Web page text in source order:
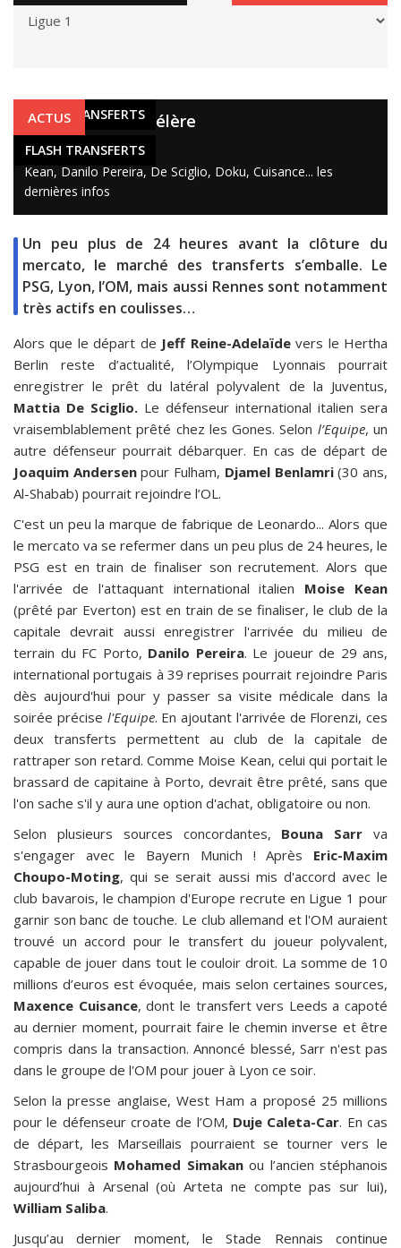
FLASH TRANSFERTS
ACTUS
FLASH TRANSFERTS
Le mercato s'accélère
4 oct. 2020
Kean, Danilo Pereira, De Sciglio, Doku, Cuisance... les
dernières infos
Un peu plus de 24 heures avant la clôture du
mercato, le marché des transferts s’emballe. Le
PSG, Lyon, l’OM, mais aussi Rennes sont notamment
très actifs en coulisses…
Alors que le départ de Jeff Reine-Adelaïdevers le Hertha
Berlin reste d’actualité, l’Olympique Lyonnais pourrait
enregistrer le prêt du latéral polyvalent de la Juventus,
Mattia De Sciglio. Le défenseur international italien sera
vraisemblablement prêté chez les Gones. Selon l’Equipe, un
autre défenseur pourrait débarquer. En cas de départ de
Joaquim Andersenpour Fulham, Djamel Benlamri(30 ans,
Al-Shabab) pourrait rejoindre l’OL.
C'est un peu la marque de fabrique de Leonardo... Alors que
le mercato va se refermer dans un peu plus de 24 heures, le
PSG est en train de finaliser son recrutement. Alors que
l'arrivée de l'attaquant international italien Moise Kean
(prêté par Everton) est en train de se finaliser, le club de la
capitale devrait aussi enregistrer l'arrivée du milieu de
terrain du FC Porto, Danilo Pereira. Le joueur de 29 ans,
international portugais à 39 reprises pourrait rejoindre Paris
dès aujourd'hui pour y passer sa visite médicale dans la
soirée précise l'Equipe. En ajoutant l'arrivée de Florenzi, ces
deux transferts permettent au club de la capitale de
rattraper son retard. Comme Moise Kean, celui qui portait le
brassard de capitaine à Porto, devrait être prêté, sans que
l'on sache s'il y aura une option d'achat, obligatoire ou non.
Selon plusieurs sources concordantes, Bouna Sarrva
s'engager avec le Bayern Munich ! Après Eric-Maxim
Choupo-Moting, qui se serait aussi mis d'accord avec le
club bavarois, le champion d'Europe recrute en Ligue 1 pour
garnir son banc de touche. Le club allemand et l'OM auraient
trouvé un accord pour le transfert du joueur polyvalent,
capable de jouer dans tout le couloir droit. La somme de 10
millions d’euros est évoquée, mais selon certaines sources,
Maxence Cuisance, dont le transfert vers Leeds a capoté
au dernier moment, pourrait faire le chemin inverse et être
compris dans la transaction. Annoncé blessé, Sarr n'est pas
dans le groupe de l'OM pour jouer à Lyon ce soir.
Selon la presse anglaise, West Ham a proposé 25 millions
pour le défenseur croate de l’OM, Duje Caleta-Car. En cas
de départ, les Marseillais pourraient se tourner vers le
Strasbourgeois Mohamed Simakanou l’ancien stéphanois
aujourd’hui à Arsenal (où Arteta ne compte pas sur lui),
William Saliba.
Jusqu’au dernier moment, le Stade Rennais continue